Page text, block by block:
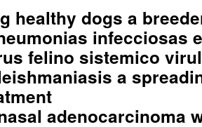
healthy dogs a
infecciosas
felino sistemico
a
adenocarcinoma